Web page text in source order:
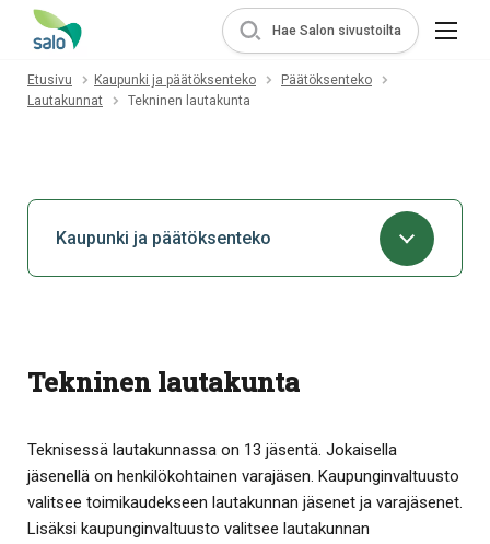
Hae Salon sivustoilta
Etusivu Kaupunki ja päätöksenteko
Päätöksenteko
Lautakunnat
Tekninen lautakunta
Kaupunki ja päätöksenteko
Tekninen lautakunta
Teknisessä lautakunnassa on 13 jäsentä. Jokaisella
jäsenellä on henkilökohtainen varajäsen. Kaupunginvaltuusto
valitsee toimikaudekseen lautakunnan jäsenet ja varajäsenet.
Lisäksi kaupunginvaltuusto valitsee lautakunnan